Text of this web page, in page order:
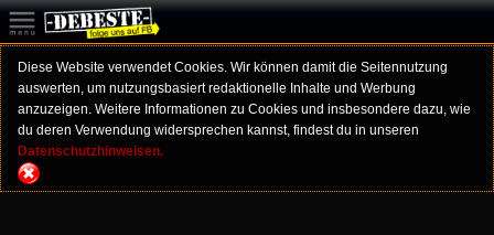
Diese Website verwendet Cookies. Wir können damit die Seitennutzung
auswerten, um nutzungsbasiert redaktionelle Inhalte und Werbung
anzuzeigen. Weitere Informationen zu Cookies und insbesondere dazu, wie
du deren Verwendung widersprechen kannst, findest du in unseren
Datenschutzhinweisen.